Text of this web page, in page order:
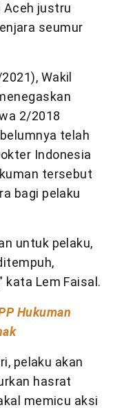
Aceh justru
seumur
Wakil
2/2018
telah
Indonesia
tersebut
bagi pelaku
untuk pelaku,
kata Lem Faisal.
Hukuman
pelaku akan
hasrat
memicu aksi